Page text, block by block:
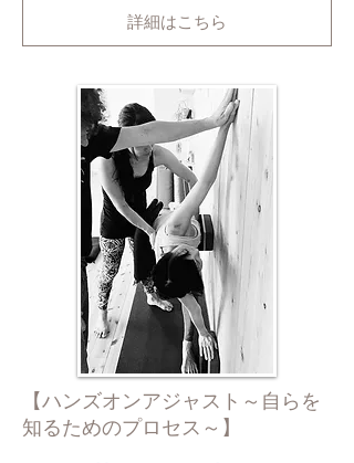
詳細はこちら
【ハンズオンアジャスト～自らを
知るためのプロセス～】